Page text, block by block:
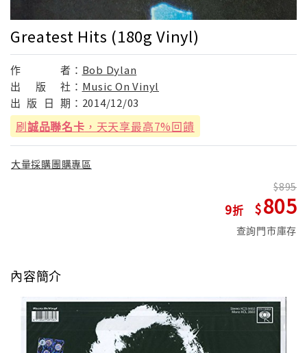
Greatest Hits (180g Vinyl)
作 者： Bob Dylan
出
版 社： Music On Vinyl
出 版 日 期： 2014/12/03
刷誠品聯名卡 ，天天享最高7%回饋
大量採購團購專區
9
895
805
查詢門市庫存
內容簡介